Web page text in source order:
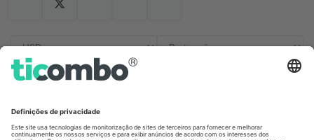
Germany
United Kingdom